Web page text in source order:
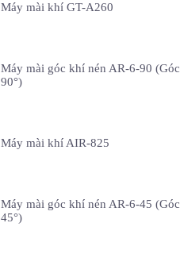
Máy mài khí GT-A260
Máy mài góc khí nén AR-6-90 (Góc
90°)
Máy mài khí AIR-825
Máy mài góc khí nén AR-6-45 (Góc
45°)